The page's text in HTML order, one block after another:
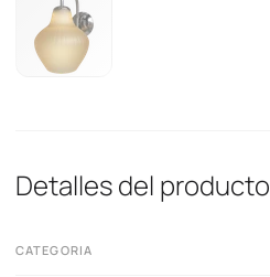
Detalles del producto
CATEGORIA